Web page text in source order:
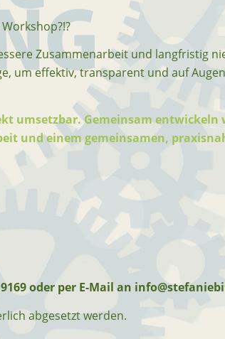
Zusammenarbeit und langfristig
um effektiv, transparent und auf
umsetzbar. Gemeinsam entwickeln
und einem gemeinsamen,
oder per E-Mail an
abgesetzt werden.